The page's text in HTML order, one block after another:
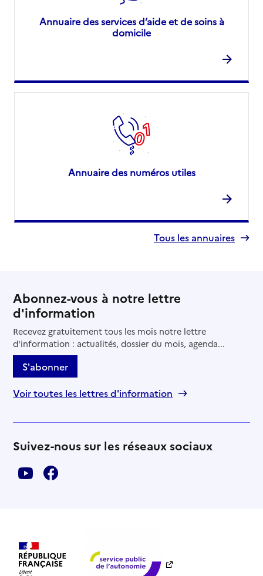
Annuaire des services d’aide et de soins à
domicile
Annuaire des numéros utiles
Tous les annuaires
Abonnez-vous à notre lettre
d'information
Recevez gratuitement tous les mois notre lettre
d'information : actualités, dossier du mois, agenda...
S'abonner
Voir toutes les lettres d'information
Suivez-nous sur les réseaux sociaux